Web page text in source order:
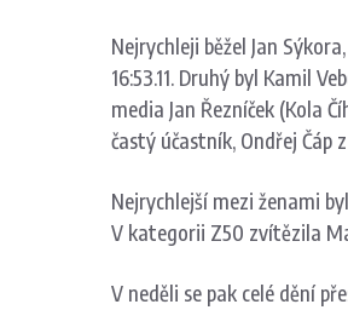
Nejrychleji běžel Jan
16:53.11. Druhý byl Kamil
media Jan Řezníček (Kola
častý účastník, Ondřej Čáp
Nejrychlejší mezi ženami
V kategorii Z50 zvítězila
V neděli se pak celé dění